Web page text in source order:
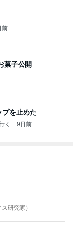
前
菓子公開
プを止めた
く 9日前
研究家）